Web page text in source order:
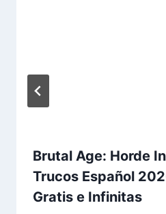
Brutal Age: Horde
Trucos Español
Gratis e Infinitas